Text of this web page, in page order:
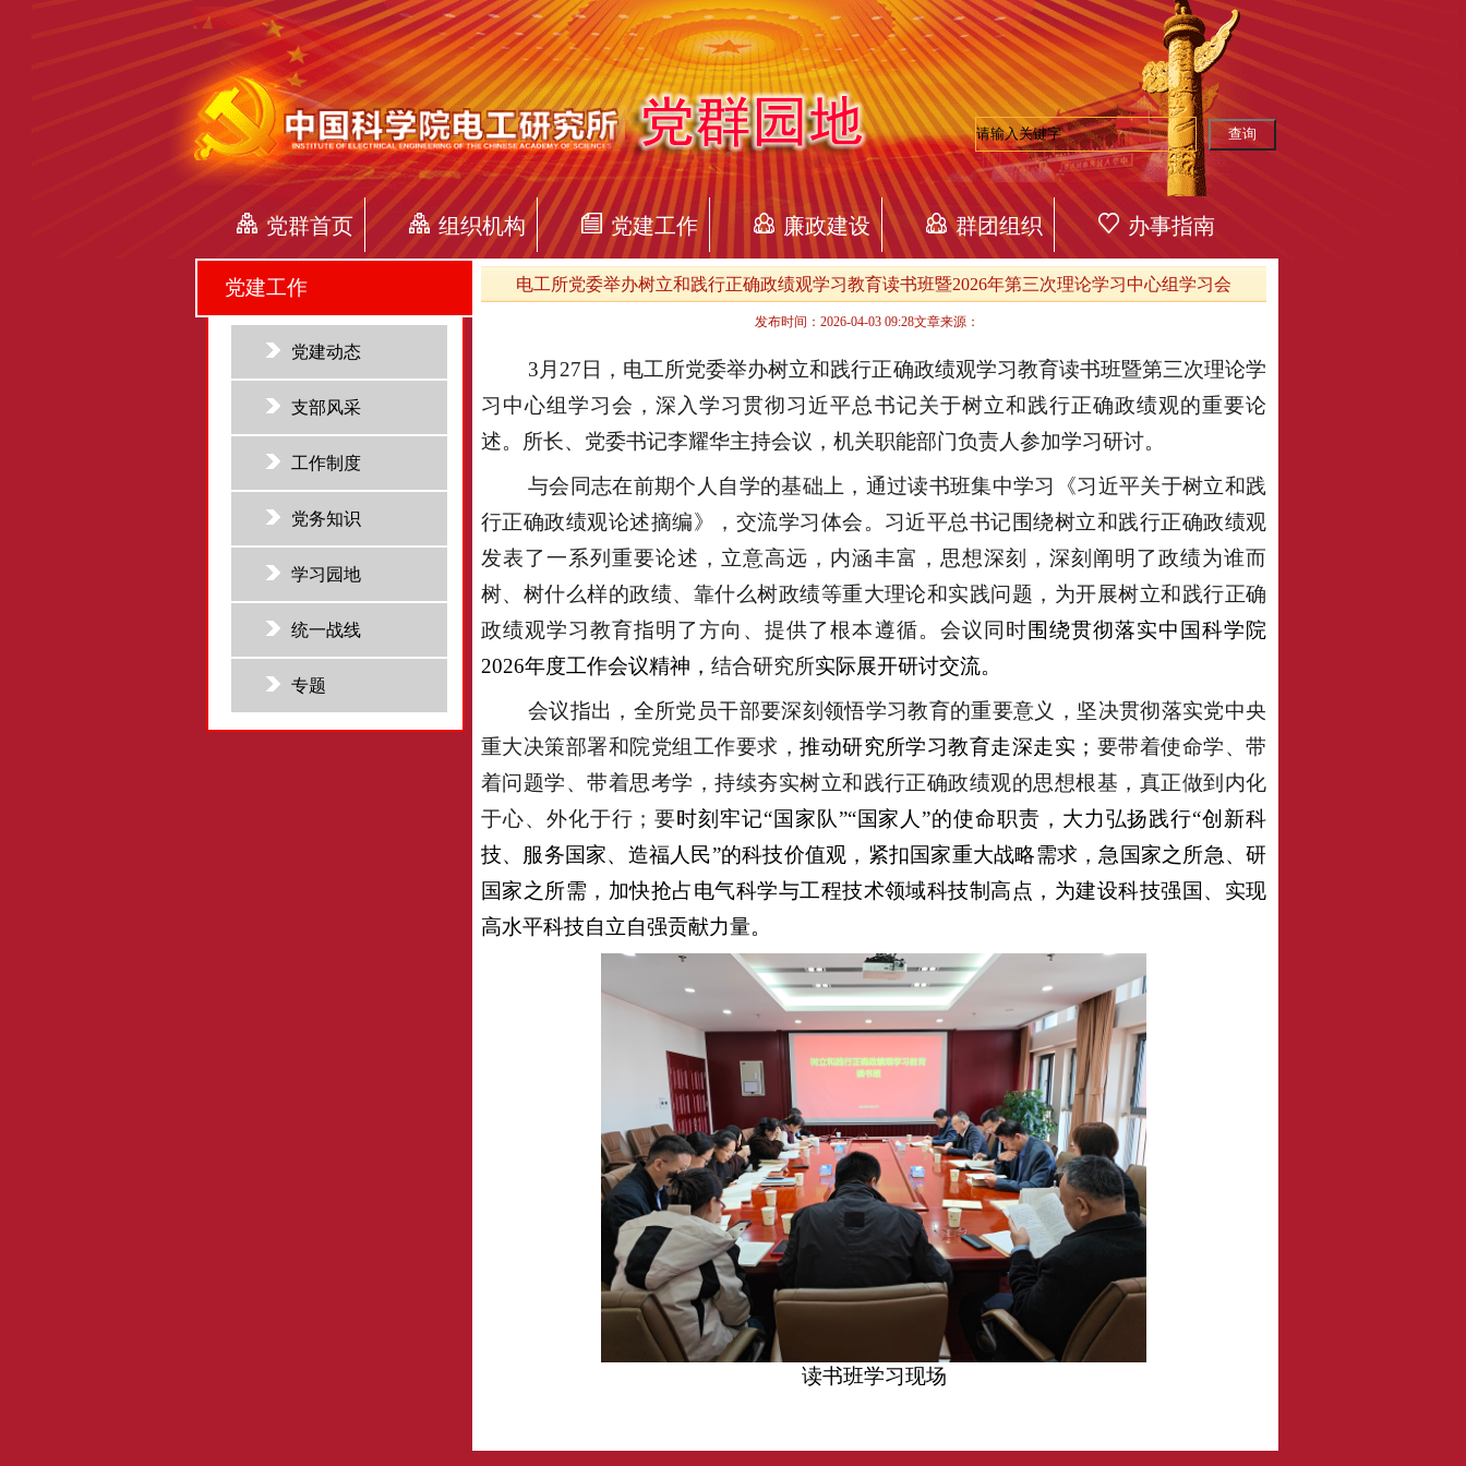
党群首页 组织机构 党建工作 廉政建设 群团组织 办事指南
党建工作
党建动态
支部风采
工作制度
党务知识
学习园地
统一战线
专题
电工所党委举办树立和践行正确政绩观学习教育读书班暨2026年第三次理论学习中心组学习会
发布时间：2026-04-03 09:28文章来源：
3月27日，电工所党委举办树立和践行正确政绩观学习教育读书班暨第三次理论学
习中心组学习会，深入学习贯彻习近平总书记关于树立和践行正确政绩观的重要论
述。所长、党委书记李耀华主持会议，机关职能部门负责人参加学习研讨。
与会同志在前期个人自学的基础上，通过读书班集中学习《习近平关于树立和践
行正确政绩观论述摘编》，交流学习体会。习近平总书记围绕树立和践行正确政绩观
发表了一系列重要论述，立意高远，内涵丰富，思想深刻，深刻阐明了政绩为谁而
树、树什么样的政绩、靠什么树政绩等重大理论和实践问题，为开展树立和践行正确
政绩观学习教育指明了方向、提供了根本遵循。会议同时围绕贯彻落实中国科学院
2026年度工作会议精神， 结合研究所实际展开研讨交流。
会议指出，全所党员干部要深刻领悟学习教育的重要意义，坚决贯彻落实党中央
重大决策部署和院党组工作要求，推动研究所学习教育走深走实； 要带着使命学、带
着问题学、带着思考学，持续夯实树立和践行正确政绩观的思想根基，真正做到内化
于心、外化于行；要时刻牢记“国家队”“国家人”的使命职责，大力弘扬践行“创新科
技、服务国家、造福人民”的科技价值观，紧扣国家重大战略需求，急国家之所急、研
国家之所需，加快抢占电气科学与工程技术领域科技制高点，为建设科技强国、实现
高水平科技自立自强贡献力量。
读书班学习现场